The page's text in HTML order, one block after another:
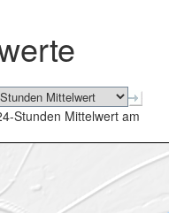
schließen
Stunden Mittelwert am